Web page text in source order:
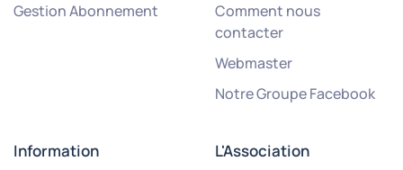
Gestion Abonnement
Comment nous
contacter
Webmaster
Notre Groupe Facebook
Information L'Association